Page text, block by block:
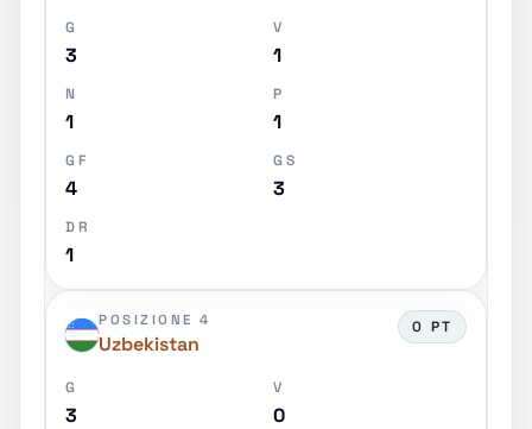
G
3
V
1
N
1
P
1
GF
4
GS
3
DR
1
POSIZIONE 4
Uzbekistan
0 PT
G
3
V
0